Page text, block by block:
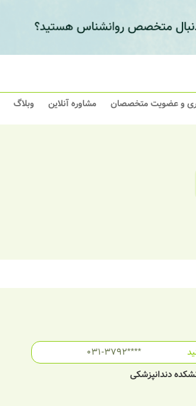
و عضویت متخصصان مشاوره آنلاین وبلاگ
031-3792****
دندانپزشکی